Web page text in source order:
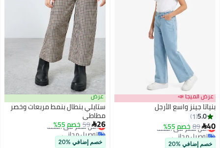
عرض الميجا 📣
بنياتا جينز واسع الأرجل
5.0
1
40
89 خصم 55%
أقل سعر في السنة
توصيل مجاني
أقل سعر في السنة
خصم إضافي %20
عرض
ستايلي بنطال بنمط مربعات وخصر
مطاطي
26
59 خصم 55%
أقل سعر في السنة
توصيل مجاني
أقل سعر في السنة
خصم إضافي %20